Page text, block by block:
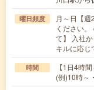
曜日頻度
月～日【
ください
て】 入社
キルに応じ
時間
【1日4時
(例)10時～